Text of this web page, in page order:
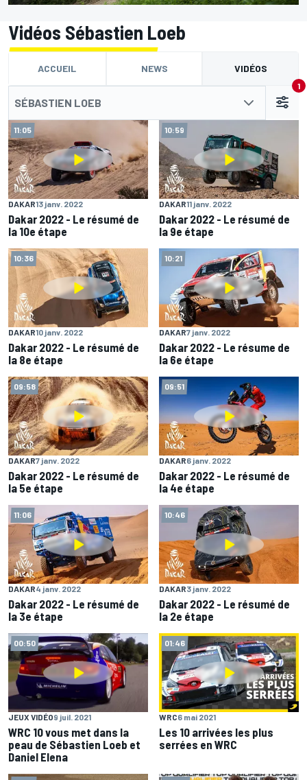
Vidéos Sébastien Loeb
ACCUEIL NEWS VIDÉOS
SÉBASTIEN LOEB
1
11:05
DAKAR13 janv. 2022
Dakar 2022 - Le résumé de
la 10e étape
10:59
DAKAR11 janv. 2022
Dakar 2022 - Le résumé de
la 9e étape
10:36
DAKAR10 janv. 2022
Dakar 2022 - Le résumé de
la 8e étape
10:21
DAKAR7 janv. 2022
Dakar 2022 - Le résume de
la 6e étape
09:58
DAKAR7 janv. 2022
Dakar 2022 - Le résumé de
la 5e étape
09:51
DAKAR6 janv. 2022
Dakar 2022 - Le résumé de
la 4e étape
11:06
DAKAR4 janv. 2022
Dakar 2022 - Le résumé de
la 3e étape
10:46
DAKAR3 janv. 2022
Dakar 2022 - Le résumé de
la 2e étape
00:50
JEUX VIDÉO9 juil. 2021
WRC 10 vous met dans la
peau de Sébastien Loeb et
Daniel Elena
01:46
WRC6 mai 2021
Les 10 arrivées les plus
serrées en WRC